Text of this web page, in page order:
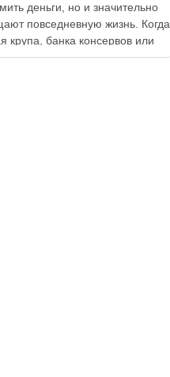
деньги, но и значительно
повседневную жизнь. Когда
крупа, банка консервов или
бытовой химии находятся